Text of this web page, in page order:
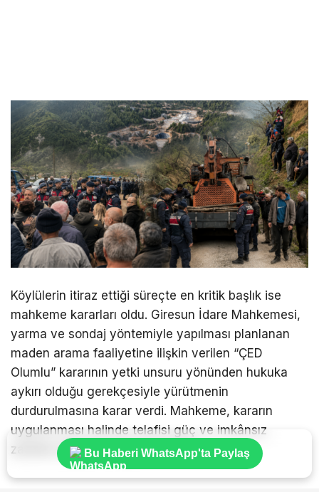
Köylülerin itiraz ettiği süreçte en kritik başlık ise
mahkeme kararları oldu. Giresun İdare Mahkemesi,
yarma ve sondaj yöntemiyle yapılması planlanan
maden arama faaliyetine ilişkin verilen “ÇED
Olumlu” kararının yetki unsuru yönünden hukuka
aykırı olduğu gerekçesiyle yürütmenin
durdurulmasına karar verdi. Mahkeme, kararın
uygulanması halinde telafisi güç ve imkânsız
zararlar doğabileceğine hükmetti.
Bu Haberi WhatsApp'ta Paylaş